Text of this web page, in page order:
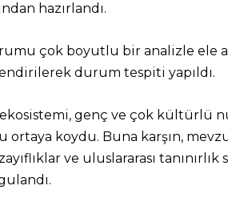
hazırlandı.
çok boyutlu bir analizle ele
durum tespiti yapıldı.
genç ve çok kültürlü
koydu. Buna karşın,
ve uluslararası